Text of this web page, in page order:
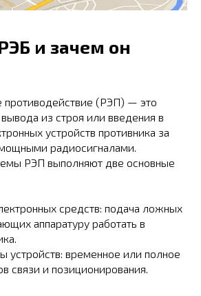
и зачем он
противодействие (РЭП) — это
из строя или введения в
устройств противника за
радиосигналами.
РЭП выполняют две основные
средств: подача ложных
аппаратуру работать в
устройств: временное или полное
связи и позиционирования.